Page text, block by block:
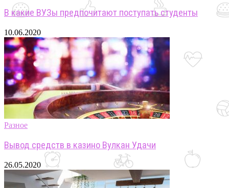
В какие ВУЗы предпочитают поступать студенты
10.06.2020
Разное
Вывод средств в казино Вулкан Удачи
26.05.2020